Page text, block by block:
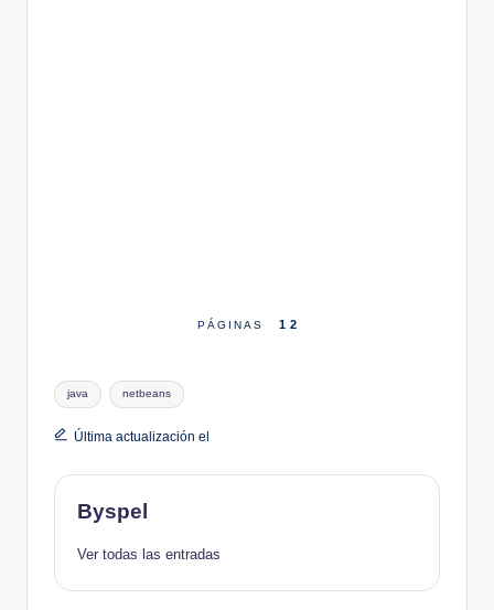
PÁGINAS 1 2
Etiquetas:
java netbeans
Última actualización el
Byspel
Ver todas las entradas